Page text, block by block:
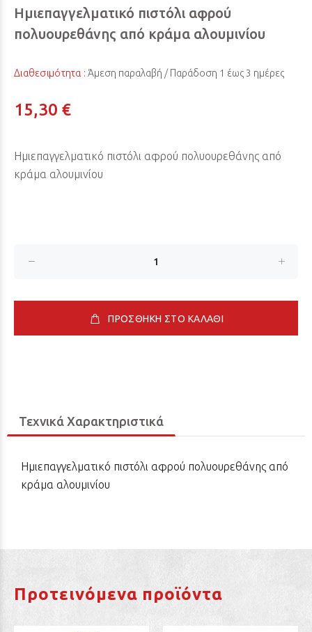
Ημιεπαγγελματικό πιστόλι αφρού
πολυουρεθάνης από κράμα αλουμινίου
Διαθεσιμότητα :Άμεση παραλαβή / Παράδoση 1 έως 3 ημέρες
15,30 €
Ημιεπαγγελματικό πιστόλι αφρού πολυουρεθάνης από
κράμα αλουμινίου
ΠΡΟΣΘΗΚΗ ΣΤΟ ΚΑΛΑΘΙ
Τεχνικά Χαρακτηριστικά
Ημιεπαγγελματικό πιστόλι αφρού πολυουρεθάνης από
κράμα αλουμινίου
Προτεινόμενα προϊόντα